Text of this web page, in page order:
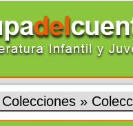
Colecciones »